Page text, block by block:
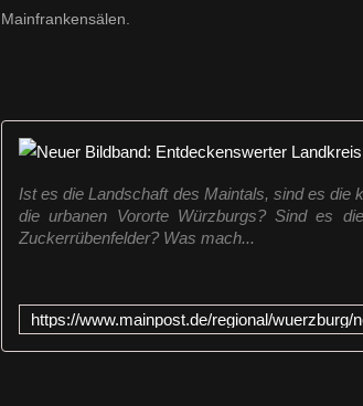
Mainfrankensälen.
Ist es die Landschaft des Maintals, sind es die
die urbanen Vororte Würzburgs? Sind es
Zuckerrübenfelder? Was mach...